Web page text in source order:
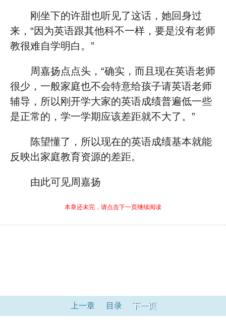
刚坐下的许甜也听见了这话，她回身过
来，“因为英语跟其他科不一样，要是没有老师
教很难自学明白。”
周嘉扬点点头，“确实，而且现在英语老师
很少，一般家庭也不会特意给孩子请英语老师
辅导，所以刚开学大家的英语成绩普遍低一些
是正常的，学一学期应该差距就不大了。”
陈望懂了，所以现在的英语成绩基本就能
反映出家庭教育资源的差距。
由此可见周嘉扬
本章还未完，请点击下一页继续阅读
上一章 目录 下一页